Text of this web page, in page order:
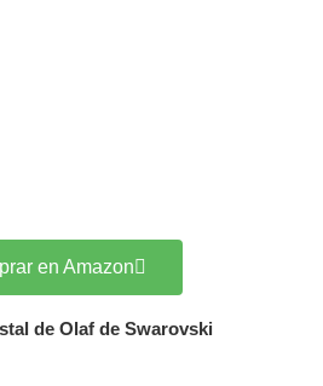
en Amazon
de Olaf de Swarovski